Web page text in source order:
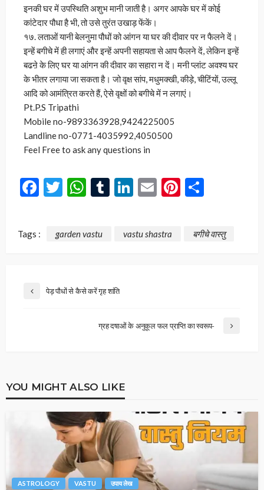
इनकी घर में उपस्थिति अशुभ मानी जाती है। अगर आपके घर में कोई
कांटेदार पौधा है भी, तो उसे तुरंत उखाड़ फेंकें।
१७. लताओं यानी बेलनुमा पौधों को आंगन या घर की दीवार पर न फैलने दें।
इन्हें बगीचे में ही लगाएं और इन्हें अपनी सहायता से आप फैलने दें, लेकिन इन्हें
बढऩे के लिए घर या आंगन की दीवार का सहारा न दें। मनी प्लांट अवश्य घर
के भीतर लगाया जा सकता है। जो वृक्ष सांप, मधुमक्खी, कीड़े, चीटिंयों, उल्लू
आदि को आमंत्रित करते हैं, ऐसे वृक्षों को बगीचे में न लगाएं।
Pt.P.S Tripathi
Mobile no-9893363928,9424225005
Landline no-0771-4035992,4050500
Feel Free to ask any questions in
Facebook
Twitter
WhatsApp
Tumblr
LinkedIn
EmailPinterest
Tags : garden vastu vastu shastra बगीचे वास्तु
पेड़ पौधों से कैसे करें गृह शांति
ग्रह दषाओं के अनुकूल फल प्राप्ति का स्वरूप-
YOU MIGHT ALSO LIKE
ASTROLOGY VASTU उपाय लेख